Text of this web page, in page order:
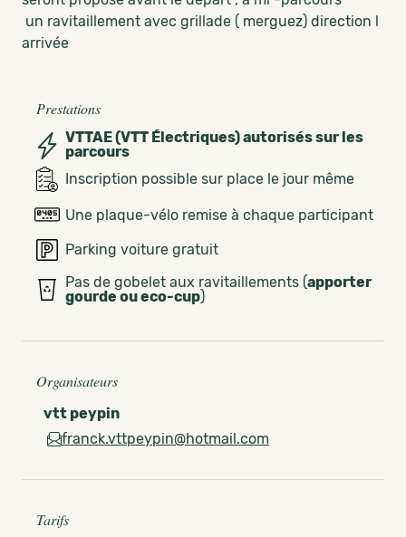
un ravitaillement avec grillade ( merguez) direction l
arrivée
Prestations
VTTAE (VTT Électriques) autorisés sur les
parcours
Inscription possible sur place le jour même
Une plaque-vélo remise à chaque participant
Parking voiture gratuit
Pas de gobelet aux ravitaillements (apporter
gourde ou eco-cup)
Organisateurs
vtt peypin
franck.vttpeypin@hotmail.com
Tarifs